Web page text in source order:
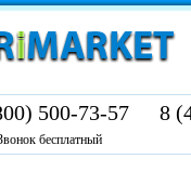
500-73-57
бесплатный
8